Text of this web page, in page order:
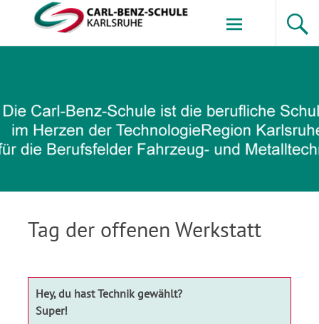
Zum
Inhalt
springen
Tag der offenen Werkstatt
Hey, du hast Technik gewählt?
Super!